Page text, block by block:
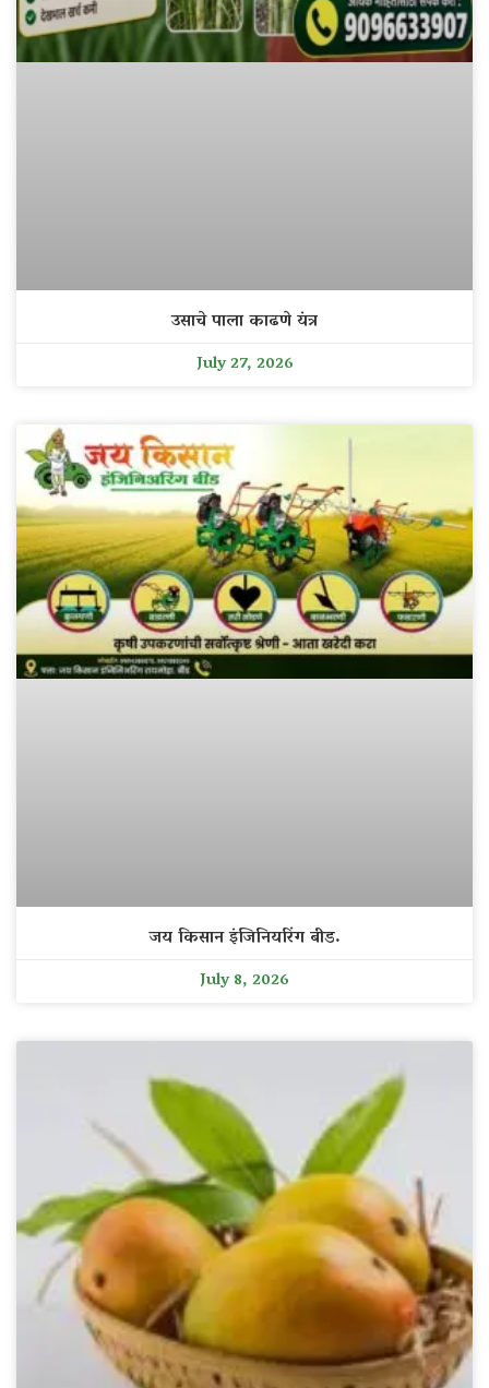
उसाचे पाला काढणे यंत्र
July 27, 2026
जय किसान इंजिनियरिंग बीड.
July 8, 2026